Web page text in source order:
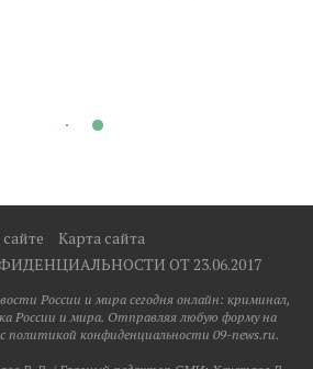
Карта сайта
ОТ 23.06.2017
России и мира сегодня онлайн: криминал,
России и мира. Отправляя любую форму на
политикой конфиденциальности 09-news.ru.